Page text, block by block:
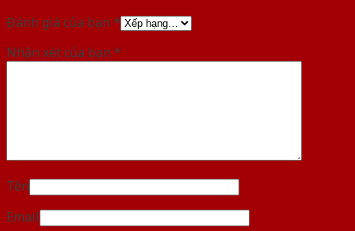
Đánh giá của bạn *
Nhận xét của bạn *
Tên
Email